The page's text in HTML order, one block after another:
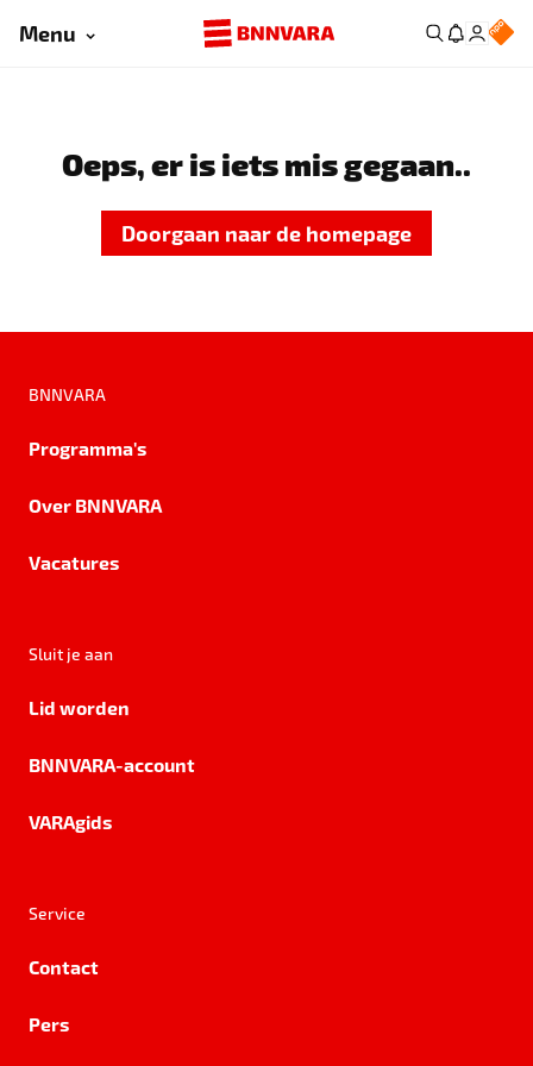
Menu
Oeps, er is iets mis gegaan..
Doorgaan naar de homepage
BNNVARA
Programma's
Over BNNVARA
Vacatures
Sluit je aan
Lid worden
BNNVARA-account
VARAgids
Service
Contact
Pers